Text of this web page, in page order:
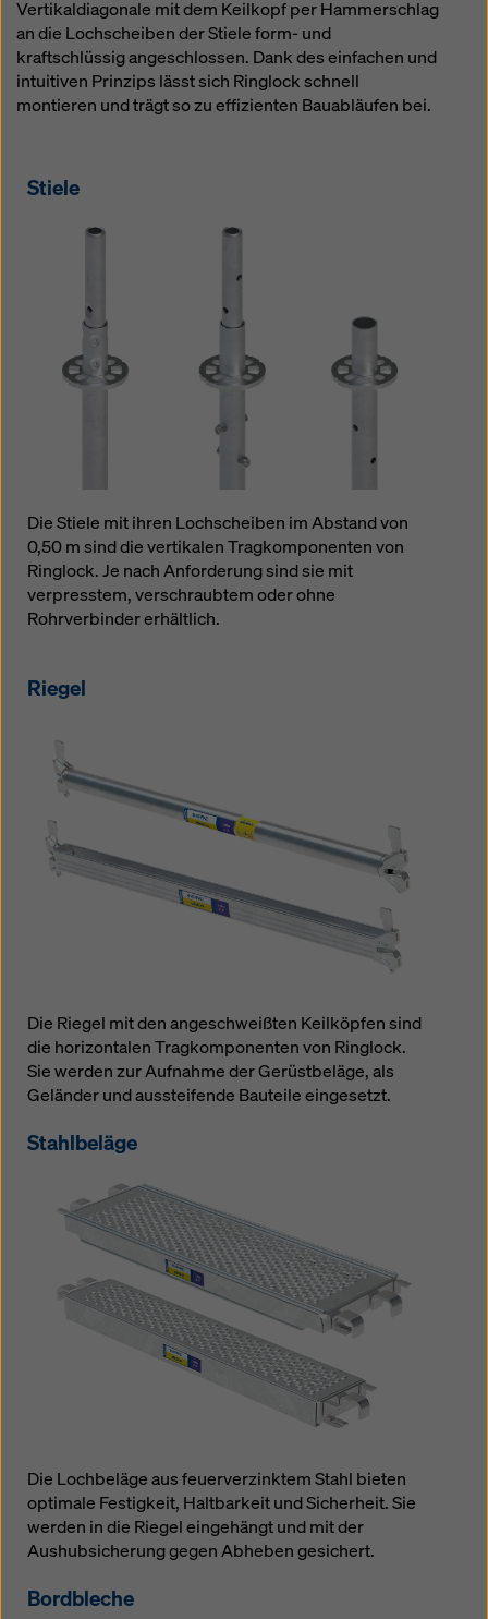
Vertikaldiagonale mit dem Keilkopf per Hammerschlag
an die Lochscheiben der Stiele form- und
kraftschlüssig angeschlossen. Dank des einfachen und
intuitiven Prinzips lässt sich Ringlock schnell
montieren und trägt so zu effizienten Bauabläufen bei.
Stiele
Die Stiele mit ihren Lochscheiben im Abstand von
0,50 m sind die vertikalen Tragkomponenten von
Ringlock. Je nach Anforderung sind sie mit
verpresstem, verschraubtem oder ohne
Rohrverbinder erhältlich.
Riegel
Die Riegel mit den angeschweißten Keilköpfen sind
die horizontalen Tragkomponenten von Ringlock.
Sie werden zur Aufnahme der Gerüstbeläge, als
Geländer und aussteifende Bauteile eingesetzt.
Stahlbeläge
Die Lochbeläge aus feuerverzinktem Stahl bieten
optimale Festigkeit, Haltbarkeit und Sicherheit. Sie
werden in die Riegel eingehängt und mit der
Aushubsicherung gegen Abheben gesichert.
Bordbleche